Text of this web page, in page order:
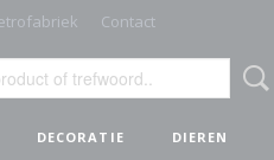
Contact
DECORATIE DIEREN